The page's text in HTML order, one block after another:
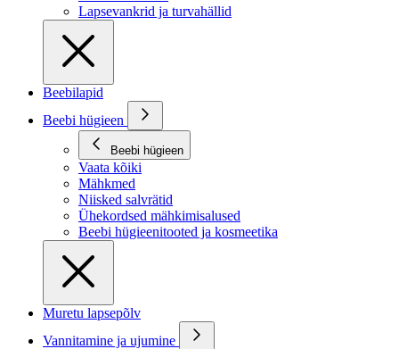
Lapsevankrid ja turvahällid
Beebilapid
Beebi hügieen
Beebi hügieen
Vaata kõiki
Mähkmed
Niisked salvrätid
Ühekordsed mähkimisalused
Beebi hügieenitooted ja kosmeetika
Muretu lapsepõlv
Vannitamine ja ujumine